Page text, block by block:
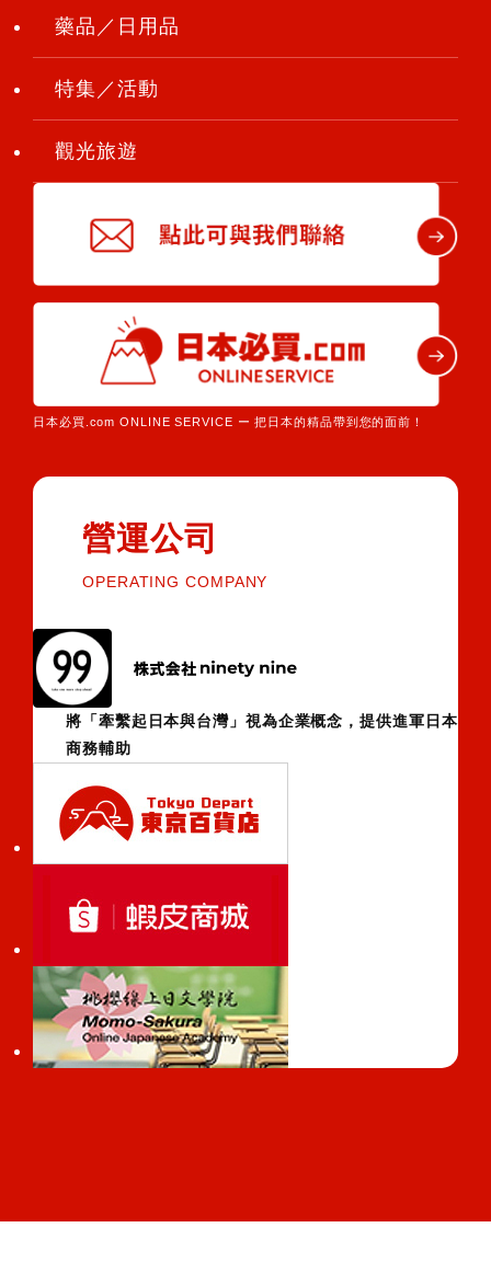
藥品／日用品
特集／活動
觀光旅遊
日本必買.com ONLINE SERVICE ー 把日本的精品帶到您的面前！
營運公司
OPERATING COMPANY
將「牽繫起日本與台灣」視為企業概念，提供進軍日本
商務輔助